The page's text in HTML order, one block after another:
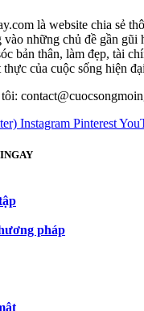
là website chia sẻ
vào những chủ đề gần gũi
bản thân, làm đẹp, tài
của cuộc sống hiện
Instagram Pinterest
pháp